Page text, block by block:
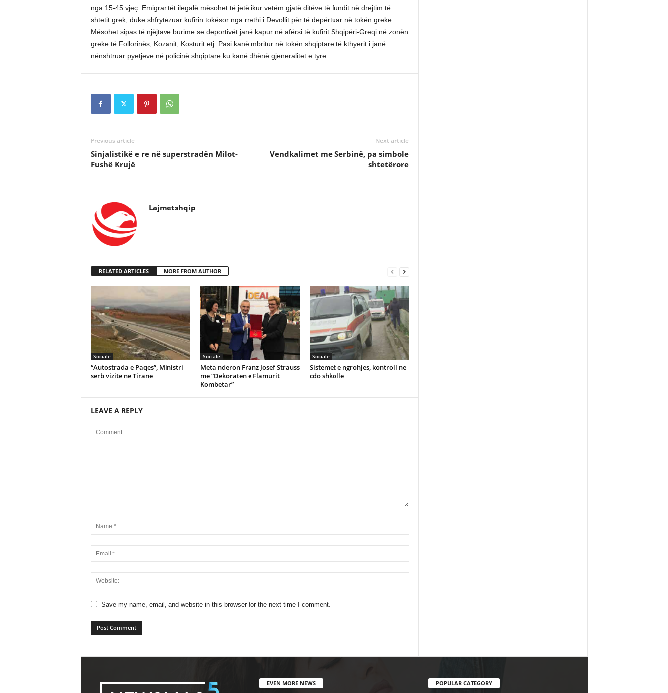
nga 15-45 vjeç. Emigrantët ilegalë mësohet të jetë ikur vetëm gjatë ditëve të fundit në drejtim të
shtetit grek, duke shfrytëzuar kufirin tokësor nga rrethi i Devollit për të depërtuar në tokën greke.
Mësohet sipas të njëjtave burime se deportivët janë kapur në afërsi të kufirit Shqipëri-Greqi në zonën
greke të Follorinës, Kozanit, Kosturit etj. Pasi kanë mbritur në tokën shqiptare të kthyerit i janë
nënshtruar pyetjeve në policinë shqiptare ku kanë dhënë gjeneralitet e tyre.
Previous article
Sinjalistikë e re në superstradën Milot-
Fushë Krujë
Next article
Vendkalimet me Serbinë, pa simbole
shtetërore
Lajmetshqip
RELATED ARTICLES MORE FROM AUTHOR
Sociale
“Autostrada e Paqes”, Ministri
serb vizite ne Tirane
Sociale
Meta nderon Franz Josef Strauss
me “Dekoraten e Flamurit
Kombetar”
Sociale
Sistemet e ngrohjes, kontroll ne
cdo shkolle
LEAVE A REPLY
Save my name, email, and website in this browser for the next time I comment.
EVEN MORE NEWS POPULAR CATEGORY